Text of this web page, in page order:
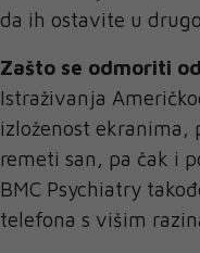
da ih ostavite u
Zašto se odmoriti
Istraživanja
izloženost ekranima,
remeti san, pa čak i
BMC Psychiatry
telefona s višim